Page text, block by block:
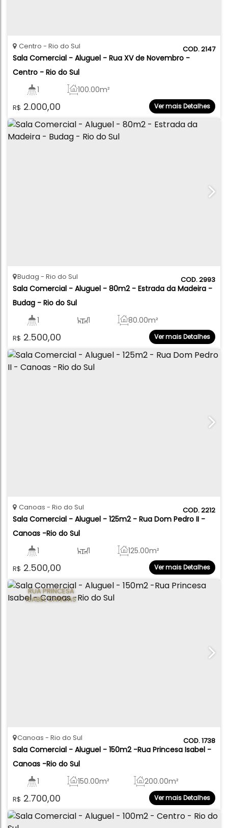
2147
Sala Comercial - Aluguel - Rua XV de Novembro -
Centro - Rio do Sul
R$ 2.000,00
Centro Rio do Sul
1 100.00m²
Ver mais Detalhes
2993
Sala Comercial - Aluguel - 80m2 - Estrada da Madeira -
Budag - Rio do Sul
R$ 2.500,00
Budag Rio do Sul
1 1 80.00m²
Ver mais Detalhes
2212
Sala Comercial - Aluguel - 125m2 - Rua Dom Pedro II -
Canoas -Rio do Sul
R$ 2.500,00
Canoas Rio do Sul
1 1 125.00m²
Ver mais Detalhes
RUA PRINCESA
ISABEL CANOAS
1738
Sala Comercial - Aluguel - 150m2 -Rua Princesa Isabel -
Canoas -Rio do Sul
R$ 2.700,00
Canoas Rio do Sul
1 150.00m² 200.00m²
150.00m² Ver mais Detalhes